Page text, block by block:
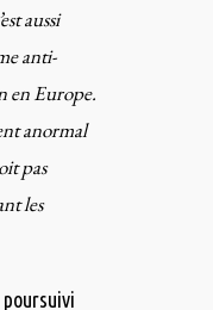
aussi
anti-
en Europe.
anormal
pas
les